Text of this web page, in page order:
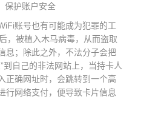
保护账户安全
账号也有可能成为犯罪的工
，被植入木马病毒，从而盗取
息；除此之外，不法分子会把
到自己的非法网站上，当持卡人
正确网址时，会跳转到一个高
行网络支付，便导致卡片信息